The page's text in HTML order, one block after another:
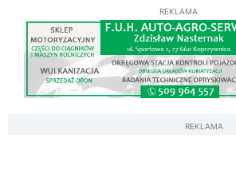
REKLAMA
REKLAMA